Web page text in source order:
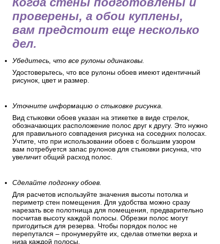
проверены, а обои куплены,
вам предстоит еще несколько
дел.
Убедитесь, что все рулоны одинаковы.
Удостоверьтесь, что все рулоны обоев имеют идентичный
рисунок, цвет и размер.
Уточните информацию о стыковке рисунка.
Вид стыковки обоев указан на этикетке в виде стрелок,
обозначающих расположение полос друг к другу. Это нужно
для правильного совпадения рисунка на соседних полосах.
Учтите, что при использовании обоев с большим узором
вам потребуется запас рулонов для стыковки рисунка, что
увеличит общий расход полос.
Сделайте подгонку обоев.
Для расчетов используйте значения высоты потолка и
периметр стен помещения. Для удобства можно сразу
нарезать все полотнища для помещения, предварительно
посчитав высоту каждой полосы. Обрезки полос могут
пригодиться для резерва. Чтобы порядок полос не
перепутался – пронумеруйте их, сделав отметки верха и
низа каждой полосы.